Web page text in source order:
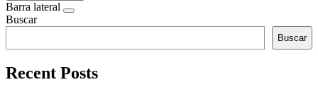
Barra lateral
Buscar
Buscar
Recent Posts